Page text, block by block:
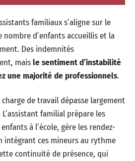
familiaux s’aligne sur le
nombre d’enfants accueillis et la
Des indemnités
maisle sentiment d’instabilité
une majorité de professionnels.
de travail dépasse largement
familial prépare les
à l’école, gère les rendez-
intégrant ces mineurs au rythme
continuité de présence, qui